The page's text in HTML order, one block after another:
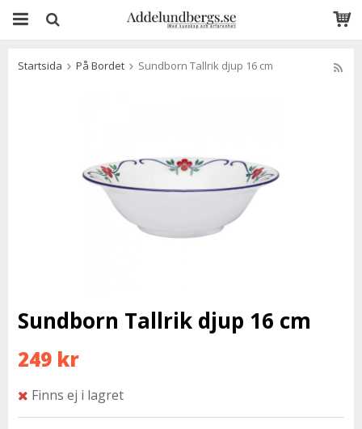
Startsida På Bordet Sundborn Tallrik djup 16 cm
Sundborn Tallrik djup 16 cm
249 kr
Finns ej i lagret